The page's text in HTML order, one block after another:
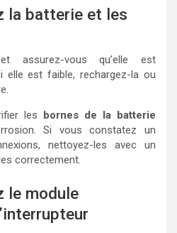
la batterie et les
assurez-vous qu’elle est
elle est faible, rechargez-la ou
les bornes de la batterie
Si vous constatez un
nettoyez-les avec un
correctement.
le module